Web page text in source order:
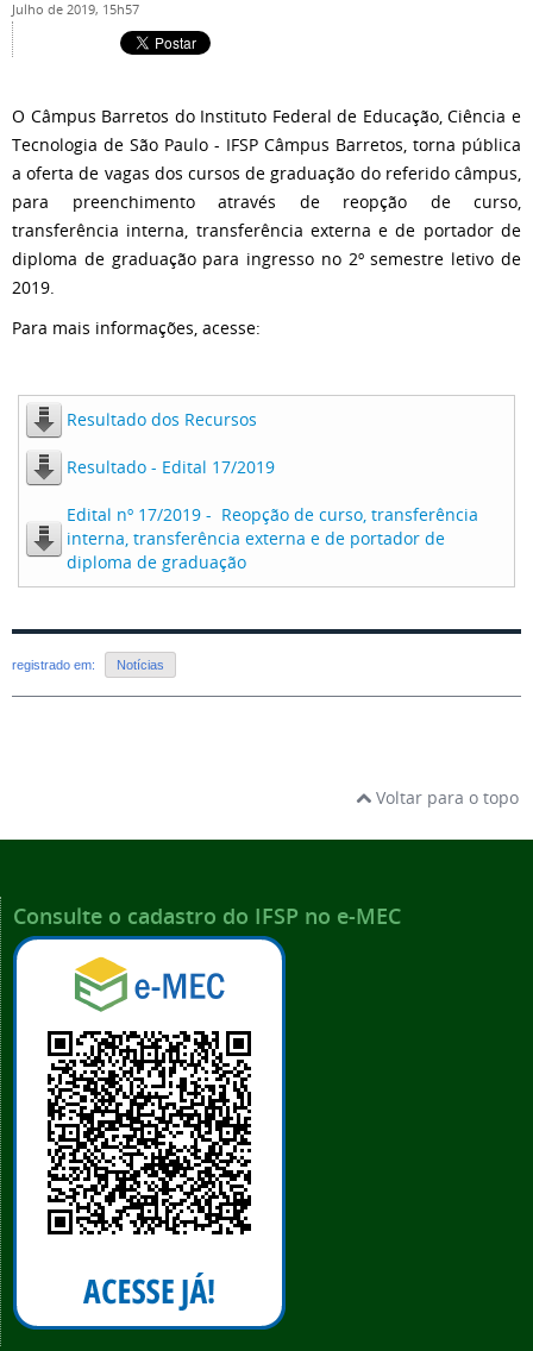
Julho de 2019, 15h57
O Câmpus Barretos do Instituto Federal de Educação, Ciência e
Tecnologia de São Paulo - IFSP Câmpus Barretos, torna pública
a oferta de vagas dos cursos de graduação do referido câmpus,
para preenchimento através de reopção de curso,
transferência interna, transferência externa e de portador de
diploma de graduação para ingresso no 2º semestre letivo de
2019.
Para mais informações, acesse:
Resultado dos Recursos
Resultado - Edital 17/2019
Edital nº 17/2019 - Reopção de curso, transferência
interna, transferência externa e de portador de
diploma de graduação
registrado em: Notícias
Voltar para o topo
Consulte o cadastro do IFSP no e-MEC